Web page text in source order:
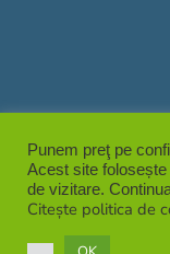
PROTECȚIA
Punem preţ pe
Acest site
de vizitare.
Citește politica de